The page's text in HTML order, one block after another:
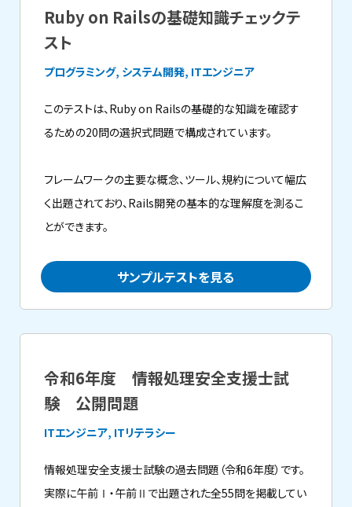
Ruby on Railsの基礎知識チェックテ
スト
プログラミング, システム開発, ITエンジニア
このテストは、Ruby on Railsの基礎的な知識を確認す
るための20問の選択式問題で構成されています。
フレームワークの主要な概念、ツール、規約について幅広
く出題されており、Rails開発の基本的な理解度を測るこ
とができます。
サンプルテストを見る
令和6年度 情報処理安全支援士試
験 公開問題
ITエンジニア, ITリテラシー
情報処理安全支援士試験の過去問題（令和6年度）です。
実際に午前Ⅰ・午前Ⅱで出題された全55問を掲載してい